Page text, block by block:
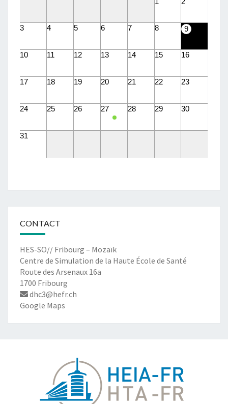
3 4 5 6 7 8 9
10 11 12 13 14 15 16
17 18 19 20 21 22 23
24 25 26 27 28 29 30
31
CONTACT
HES-SO// Fribourg – Mozaïk
Centre de Simulation de la Haute École de Santé
Route des Arsenaux 16a
1700 Fribourg
dhc3@hefr.ch
Google Maps